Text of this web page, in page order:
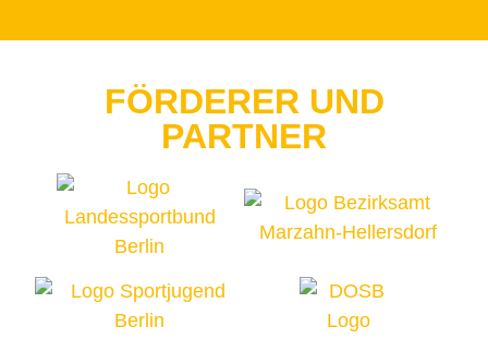
FÖRDERER UND
PARTNER